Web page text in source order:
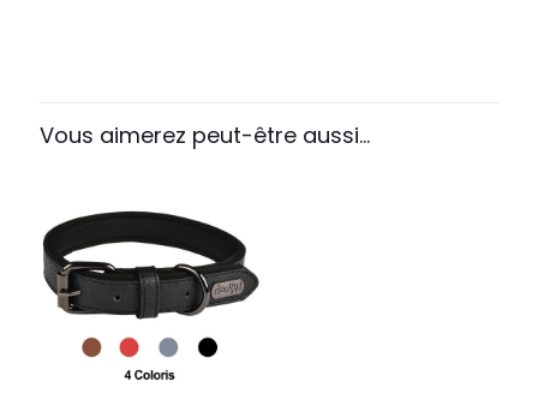
Vous aimerez peut-être aussi…